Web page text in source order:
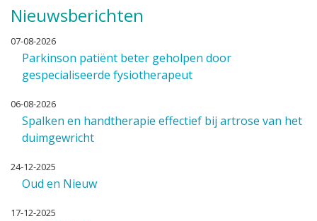
Nieuwsberichten
07-08-2026
Parkinson patiënt beter geholpen door
gespecialiseerde fysiotherapeut
06-08-2026
Spalken en handtherapie effectief bij artrose van het
duimgewricht
24-12-2025
Oud en Nieuw
17-12-2025